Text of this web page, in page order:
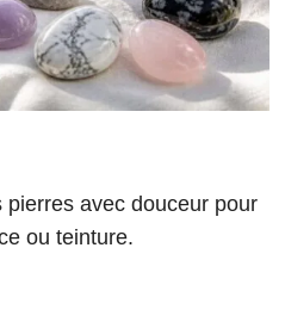
avec douceur pour
ou teinture.